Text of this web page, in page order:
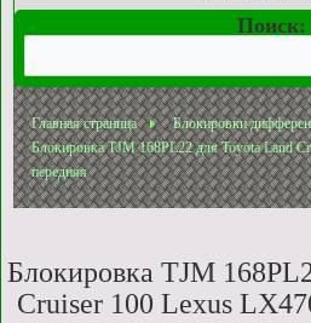
Поиск:
Главная страница
Блокировки
Блокировка TJM 168PL22 для Toyota Land
передняя
Блокировка TJM
Cruiser 100 Lexus